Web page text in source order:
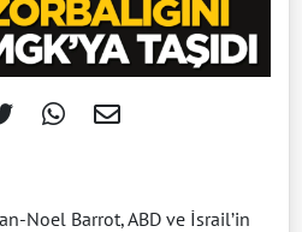
Noel Barrot, ABD ve İsrail’in